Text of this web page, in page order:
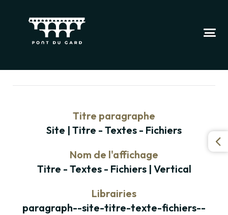
Titre paragraphe
Site | Titre - Textes - Fichiers
Nom de l'affichage
Titre - Textes - Fichiers | Vertical
Librairies
paragraph--site-titre-texte-fichiers--